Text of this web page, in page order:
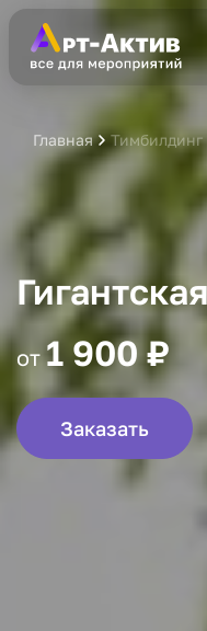
Главная Тимбилдинг
от 1 900 ₽
Заказать